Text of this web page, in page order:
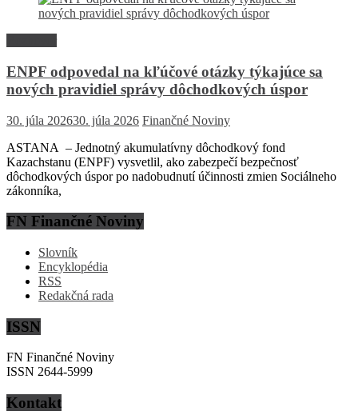
ENPF odpovedal na kľúčové otázky týkajúce sa
nových pravidiel správy dôchodkových úspor
30. júla 202630. júla 2026 Finančné Noviny
ASTANA – Jednotný akumulatívny dôchodkový fond
Kazachstanu (ENPF) vysvetlil, ako zabezpečí bezpečnosť
dôchodkových úspor po nadobudnutí účinnosti zmien Sociálneho
zákonníka,
FN Finančné Noviny
Slovník
Encyklopédia
RSS
Redakčná rada
ISSN
FN Finančné Noviny
ISSN 2644-5999
Kontakt